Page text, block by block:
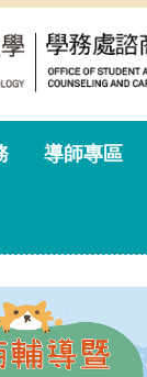
導師專區